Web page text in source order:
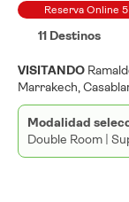
Reserva Online
11 Destinos
VISITANDO
Marrakech,
Modalidad
Double Room |